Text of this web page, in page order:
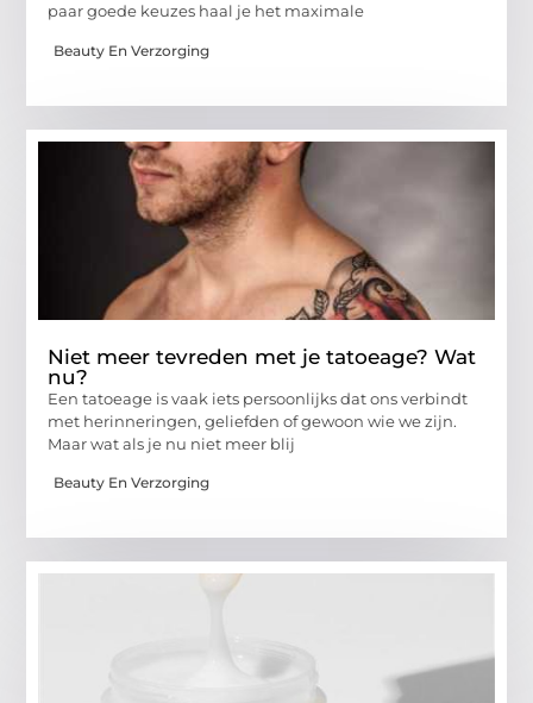
paar goede keuzes haal je het maximale
Beauty En Verzorging
Niet meer tevreden met je tatoeage? Wat
nu?
Een tatoeage is vaak iets persoonlijks dat ons verbindt
met herinneringen, geliefden of gewoon wie we zijn.
Maar wat als je nu niet meer blij
Beauty En Verzorging